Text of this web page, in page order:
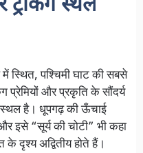
ट्रेकिंग स्थल
स्थित, पश्चिमी घाट की सबसे
और प्रकृति के सौंदर्य
है। धूपगढ़ की ऊँचाई
इसे “सूर्य की चोटी” भी कहा
के दृश्य अद्वितीय होते हैं।